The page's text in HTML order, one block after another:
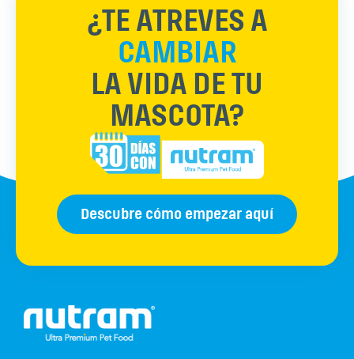
¿TE ATREVES A
CAMBIAR
LA VIDA DE TU
MASCOTA?
Descubre cómo empezar aquí